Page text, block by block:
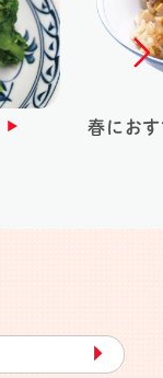
春にお
▶︎